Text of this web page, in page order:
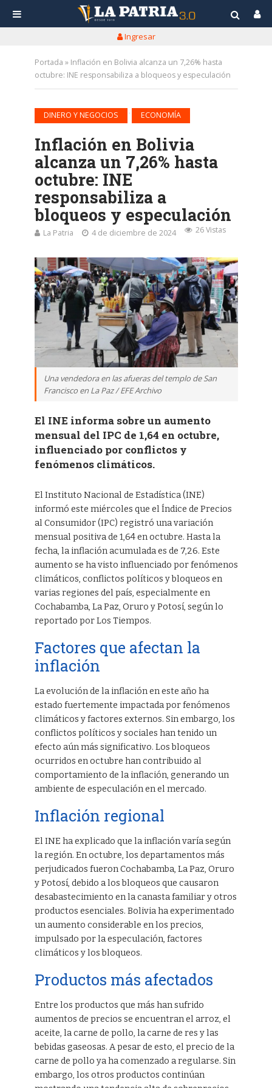
Ingresar
Portada » Inflación en Bolivia alcanza un 7,26% hasta
octubre: INE responsabiliza a bloqueos y especulación
DINERO Y NEGOCIOS ECONOMÍA
Inflación en Bolivia
alcanza un 7,26% hasta
octubre: INE
responsabiliza a
bloqueos y especulación
La Patria 4 de diciembre de 2024 26 Vistas
Una vendedora en las afueras del templo de San
Francisco en La Paz / EFE Archivo
El INE informa sobre un aumento
mensual del IPC de 1,64 en octubre,
influenciado por conflictos y
fenómenos climáticos.
El Instituto Nacional de Estadística (INE)
informó este miércoles que el Índice de Precios
al Consumidor (IPC) registró una variación
mensual positiva de 1,64 en octubre. Hasta la
fecha, la inflación acumulada es de 7,26. Este
aumento se ha visto influenciado por fenómenos
climáticos, conflictos políticos y bloqueos en
varias regiones del país, especialmente en
Cochabamba, La Paz, Oruro y Potosí, según lo
reportado por Los Tiempos.
Factores que afectan la
inflación
La evolución de la inflación en este año ha
estado fuertemente impactada por fenómenos
climáticos y factores externos. Sin embargo, los
conflictos políticos y sociales han tenido un
efecto aún más significativo. Los bloqueos
ocurridos en octubre han contribuido al
comportamiento de la inflación, generando un
ambiente de especulación en el mercado.
Inflación regional
El INE ha explicado que la inflación varía según
la región. En octubre, los departamentos más
perjudicados fueron Cochabamba, La Paz, Oruro
y Potosí, debido a los bloqueos que causaron
desabastecimiento en la canasta familiar y otros
productos esenciales. Bolivia ha experimentado
un aumento considerable en los precios,
impulsado por la especulación, factores
climáticos y los bloqueos.
Productos más afectados
Entre los productos que más han sufrido
aumentos de precios se encuentran el arroz, el
aceite, la carne de pollo, la carne de res y las
bebidas gaseosas. A pesar de esto, el precio de la
carne de pollo ya ha comenzado a regularse. Sin
embargo, los otros productos continúan